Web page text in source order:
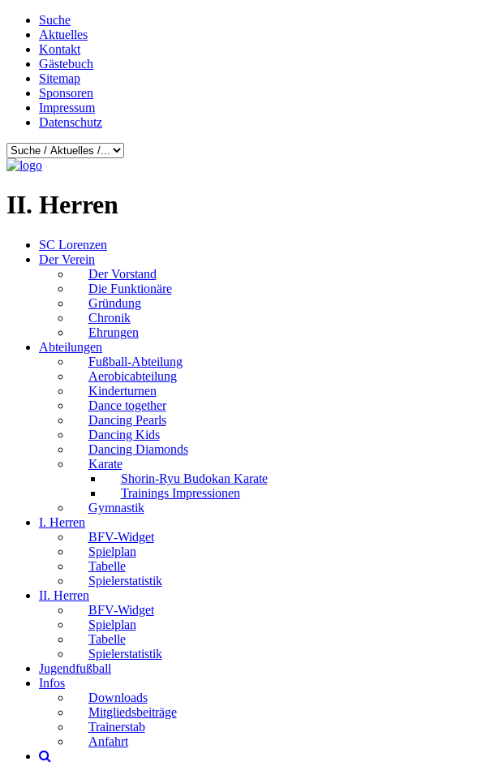
Suche
Aktuelles
Kontakt
Gästebuch
Sitemap
Sponsoren
Impressum
Datenschutz
II. Herren
SC Lorenzen
Der Verein
Der Vorstand
Die Funktionäre
Gründung
Chronik
Ehrungen
Abteilungen
Fußball-Abteilung
Aerobicabteilung
Kinderturnen
Dance together
Dancing Pearls
Dancing Kids
Dancing Diamonds
Karate
Shorin-Ryu Budokan Karate
Trainings Impressionen
Gymnastik
I. Herren
BFV-Widget
Spielplan
Tabelle
Spielerstatistik
II. Herren
BFV-Widget
Spielplan
Tabelle
Spielerstatistik
Jugendfußball
Infos
Downloads
Mitgliedsbeiträge
Trainerstab
Anfahrt